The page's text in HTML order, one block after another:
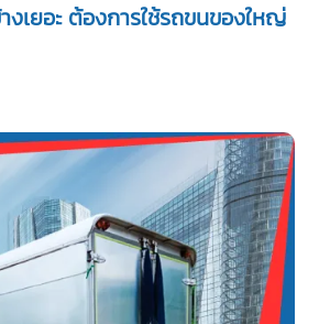
เยอะ ต้องการใช้รถขนของใหญ่